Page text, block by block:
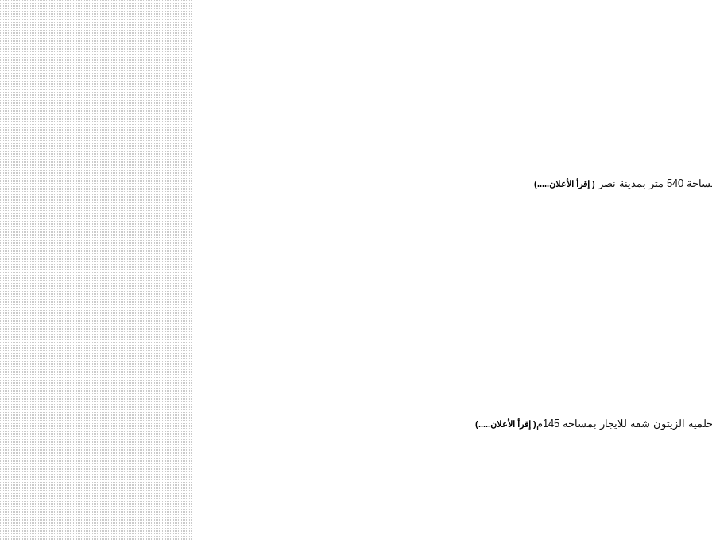
بمدينة نصر ( إقرأ الأعلان.....)
الزيتون شقة للايجار بمساحة 145م ( إقرأ الأعلان.....)